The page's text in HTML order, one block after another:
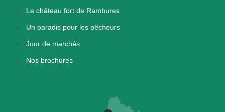
Le château fort de Rambures
Un paradis pour les pêcheurs
Jour de marchés
Nos brochures